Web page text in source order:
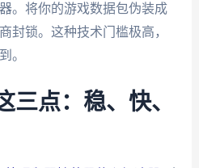
。将你的游戏数据包伪装成
封锁。这种技术门槛极高，
。
三点：稳、快、